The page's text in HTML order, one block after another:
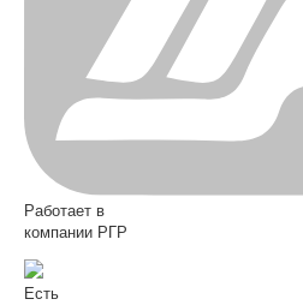
Работает в
компании РГР
Есть